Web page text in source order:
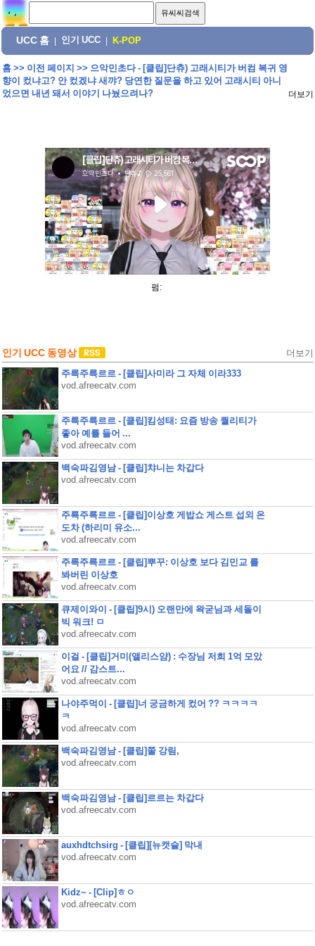
UCC 홈 인기 UCC K-POP
홈>> 이전 페이지 >> 으악민초다 - [클립]단츄) 고래시티가 버컴 복귀 영
향이 컸냐고? 안 컸겠냐 새꺄? 당연한 질문을 하고 있어 고래시티 아니
었으면 내년 돼서 이야기 나눴으려나?
더보기
펌:
인기 UCC 동영상 더보기
주륵주륵르르 - [클립]사미라 그 자체 이라333
vod.afreecatv.com
주륵주륵르르 - [클립]킴성태: 요즘 방송 퀄리티가
좋아 예를 들어 ...
vod.afreecatv.com
백숙파김영남 - [클립]챠니는 차갑다
vod.afreecatv.com
주륵주륵르르 - [클립]이상호 게밥쇼 게스트 섭외 온
도차 (하리미 유소...
vod.afreecatv.com
주륵주륵르르 - [클립]뿌꾸: 이상호 보다 김민교 를
봐버린 이상호
vod.afreecatv.com
큐제이와이 - [클립]9시) 오랜만에 왁굳님과 세돌이
빅 워크! ㅁ
vod.afreecatv.com
이걸 - [클립]거미(앨리스얌) : 수장님 저희 1억 모았
어요 // 감스트...
vod.afreecatv.com
나야주먹이 - [클립]너 궁금하게 컸어 ?? ㅋㅋㅋㅋ
ㅋ
vod.afreecatv.com
백숙파김영남 - [클립]쭐 강림,
vod.afreecatv.com
백숙파김영남 - [클립]르르는 차갑다
vod.afreecatv.com
auxhdtchsirg - [클립][뉴캣슬] 막내
vod.afreecatv.com
Kidz~ - [Clip]ㅎㅇ
vod.afreecatv.com